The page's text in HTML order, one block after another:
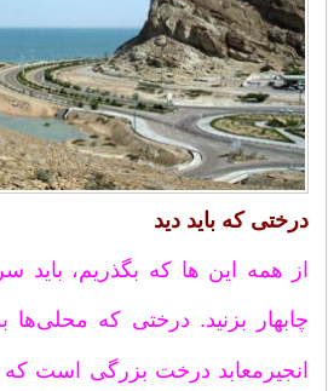
درختی که باید دید
از همه این ها که بگذریم، باید
چابهار بزنید. درختی که
انجیرمعابد درخت بزرگی است که